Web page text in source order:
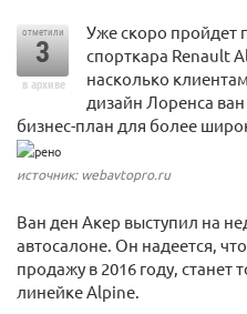
отметили
3
в архиве
Уже скоро пройдет
спорткара Renault
насколько
дизайн Лоренса
бизнес-план для более
источник: webavtopro.ru
Ван ден Акер выступил на
автосалоне. Он надеется,
продажу в 2016 году,
линейке Alpine.